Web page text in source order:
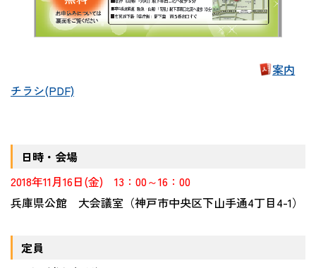
案内
チラシ(PDF)
日時・会場
2018年11月16日(金) 13：00～16：00
兵庫県公館 大会議室（神戸市中央区下山手通4丁目4-1）
定員